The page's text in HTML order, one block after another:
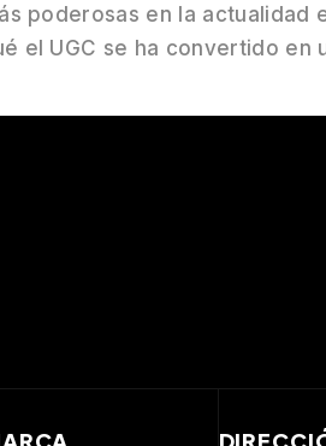
poderosas en la actualidad
el UGC se ha convertido en